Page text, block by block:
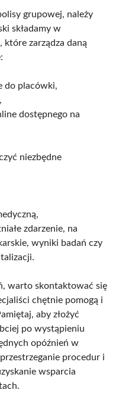
grupowej, należy
składamy w
zarządza daną
do placówki,
dostępnego na
niezbędne
zdarzenie, na
wyniki badań czy
warto skontaktować się
chętnie pomogą i
aby złożyć
po wystąpieniu
opóźnień w
procedur i
wsparcia